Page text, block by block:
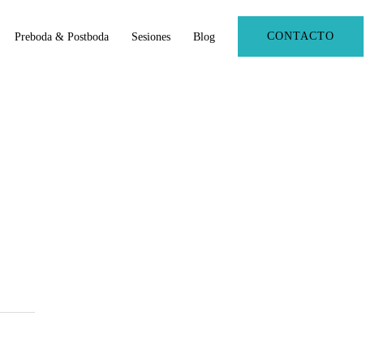
Preboda & Postboda Sesiones Blog CONTACTO